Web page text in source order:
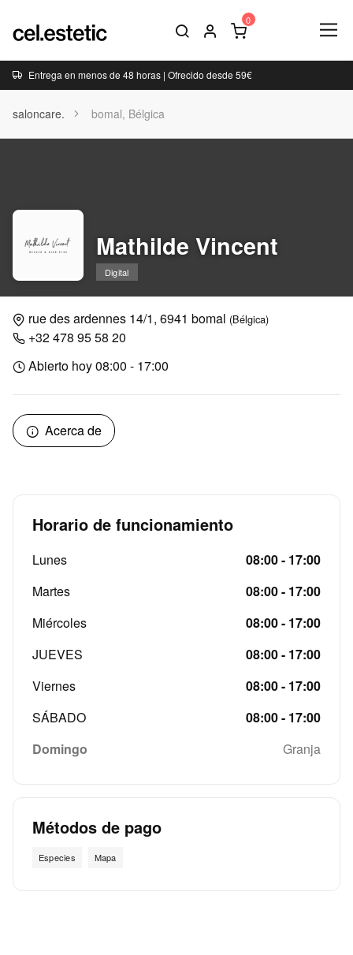
Entrega en menos de 48 horas | Ofrecido desde 59€
saloncare. bomal, Bélgica
Mathilde Vincent
Digital
rue des ardennes 14/1, 6941 bomal (Bélgica)
+32 478 95 58 20
Abierto hoy 08:00 - 17:00
Acerca de
Horario de funcionamiento
Lunes
08:00 - 17:00
Martes
08:00 - 17:00
Miércoles
08:00 - 17:00
JUEVES
08:00 - 17:00
Viernes
08:00 - 17:00
SÁBADO
08:00 - 17:00
Domingo
Granja
Métodos de pago
Especies Mapa